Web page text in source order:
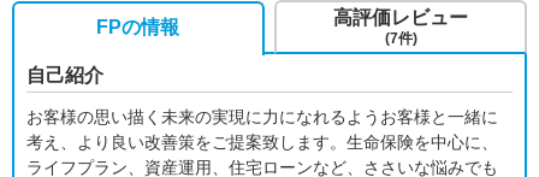
FPの情報
自己紹介
お客様の思い描く未来の実現に力になれるようお客様と一緒に
考え、より良い改善策をご提案致します。生命保険を中心に、
ライフプラン、資産運用、住宅ローンなど、ささいな悩みでも
高評価レビュー
(7件)